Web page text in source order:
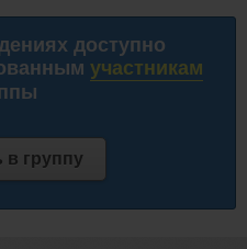
доступно
участникам
в группу